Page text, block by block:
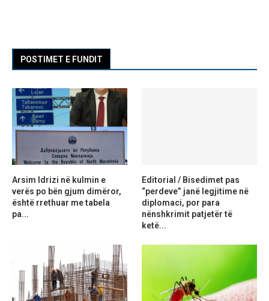
POSTIMET E FUNDIT
Arsim Idrizi në kulmin e
verës po bën gjum dimëror,
është rrethuar me tabela
pa...
Editorial / Bisedimet pas
“perdeve” janë legjitime në
diplomaci, por para
nënshkrimit patjetër të
ketë...